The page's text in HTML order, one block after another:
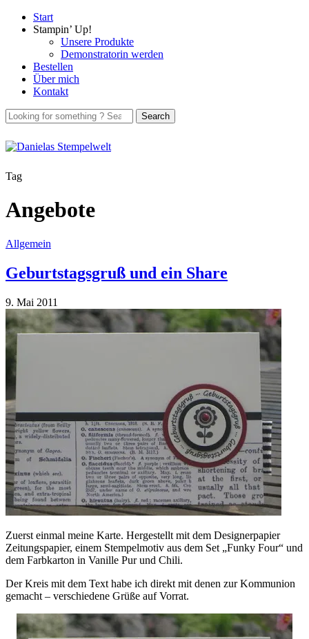
Start
Stampin’ Up!
Unsere Produkte
Demonstratorin werden
Bestellen
Über mich
Kontakt
Tag
Angebote
Allgemein
Geburtstagsgruß und ein Share
9. Mai 2011
Zuerst einmal meine Karte. Hergestellt mit dem Designerpapier
Zeitungspapier, einem Stempelmotiv aus dem Set „Funky Four“ und
dem Farbkarton in Vanille Pur und Chili.
Der Kreis mit dem Text habe ich direkt mit denen zur Kommunion
gemacht – verschiedene Grüße auf Vorrat.